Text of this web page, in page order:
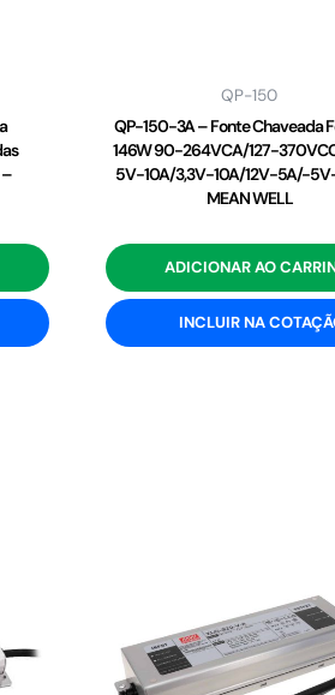
QP-150
QP-150-3A – Fonte Chaveada
146W 90-264VCA/127-
5V-10A/3,3V-10A/12V-5A/-
MEAN WELL
ADICIONAR AO
INCLUIR NA